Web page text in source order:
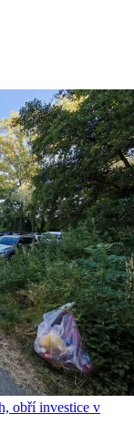
obří investice v